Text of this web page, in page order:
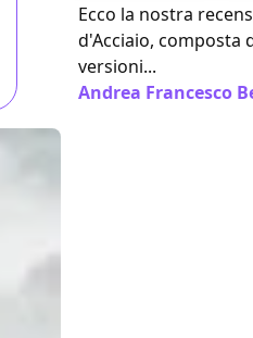
Ecco la nostra
d'Acciaio, composta
versioni...
Andrea Francesco